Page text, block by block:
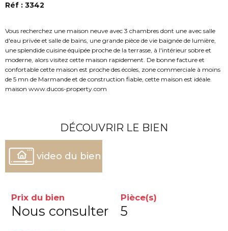
Réf : 3342
Vous recherchez une maison neuve avec 3 chambres dont une avec salle
d'eau privée et salle de bains, une grande pièce de vie baignée de lumière,
une splendide cuisine équipée proche de la terrasse, à l'intérieur sobre et
moderne, alors visitez cette maison rapidement. De bonne facture et
confortable cette maison est proche des écoles, zone commerciale à moins
de 5 mn de Marmande et de construction fiable, cette maison est idéale.
maison www.ducos-property.com
DÉCOUVRIR LE BIEN
video du bien
Prix du bien
Nous consulter
Pièce(s)
5